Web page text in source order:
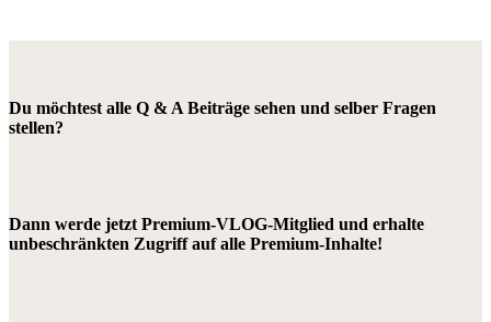
Du möchtest alle Q & A Beiträge sehen und selber Fragen
stellen?
Dann werde jetzt Premium-VLOG-Mitglied und erhalte
unbeschränkten Zugriff auf alle Premium-Inhalte!